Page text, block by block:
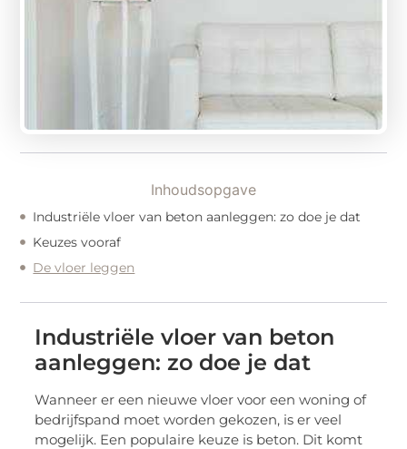
Inhoudsopgave
Industriële vloer van beton aanleggen: zo doe je dat
Keuzes vooraf
De vloer leggen
Industriële vloer van beton
aanleggen: zo doe je dat
Wanneer er een nieuwe vloer voor een woning of
bedrijfspand moet worden gekozen, is er veel
mogelijk. Een populaire keuze is beton. Dit komt